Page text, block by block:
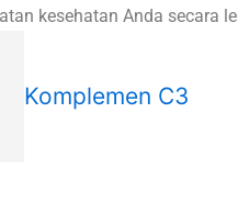
kesehatan Anda secara
Komplemen C3